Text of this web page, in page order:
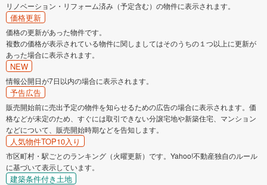
リノベーション・リフォーム済み（予定含む）の物件に表示されます。
価格更新
価格の更新があった物件です。
複数の価格が表示されている物件に関しましてはそのうちの１つ以上に更新が
あった場合に表示されます。
NEW
情報公開日が7日以内の場合に表示されます。
予告広告
販売開始前に売出予定の物件を知らせるための広告の場合に表示されます。価
格などが未定のため、すぐには取引できない分譲宅地や新築住宅、マンション
などについて、販売開始時期などを告知します。
人気物件TOP10入り
市区町村・駅ごとのランキング（火曜更新）です。Yahoo!不動産独自のルール
に基づいて表示しています。
建築条件付き土地